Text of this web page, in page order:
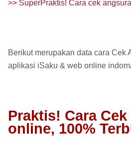
>> SuperPraktis! Cara cek
Berikut merupakan data cara Cek
aplikasi iSaku & web online
Praktis! Cara
online, 100%